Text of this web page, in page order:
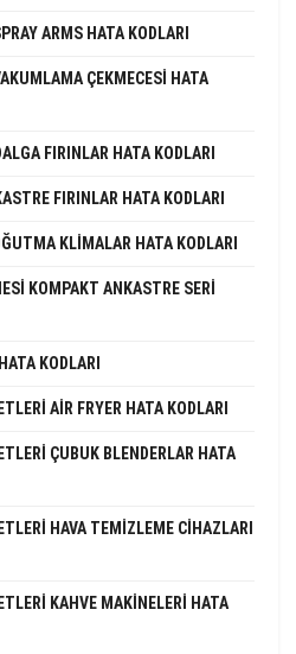
ARMS HATA KODLARI
ÇEKMECESI HATA
FIRINLAR HATA KODLARI
FIRINLAR HATA KODLARI
KLIMALAR HATA KODLARI
KOMPAKT ANKASTRE SERI
KODLARI
AIR FRYER HATA KODLARI
ÇUBUK BLENDERLAR HATA
HAVA TEMIZLEME CIHAZLARI
KAHVE MAKINELERI HATA